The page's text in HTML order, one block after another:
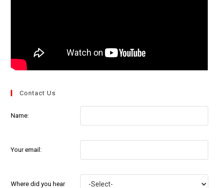
Contact Us
Name:
Your email:
Where did you hear